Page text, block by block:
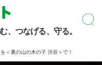
、つなげる、守る。
＜裏の山の木の子 渋谷＞で！